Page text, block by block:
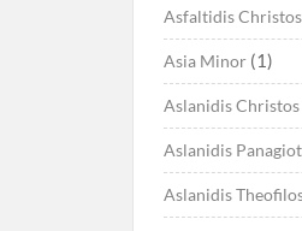
Asfaltidis Christos
Asia Minor(1)
Aslanidis Christos
Aslanidis
Aslanidis